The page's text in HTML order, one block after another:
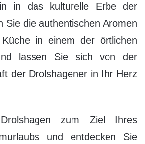
in das kulturelle Erbe der
Sie die authentischen Aromen
in einem der örtlichen
lassen Sie sich von der
der Drolshagener in Ihr Herz
zum Ziel Ihres
und entdecken Sie